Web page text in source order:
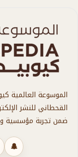
الموسوعة العالمية
القحطاني للنشر
ضمن تجربة مؤسسية
تيك
سناب شات